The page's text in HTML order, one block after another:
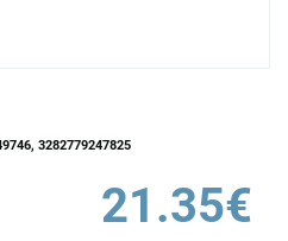
3282779247825
21.35€